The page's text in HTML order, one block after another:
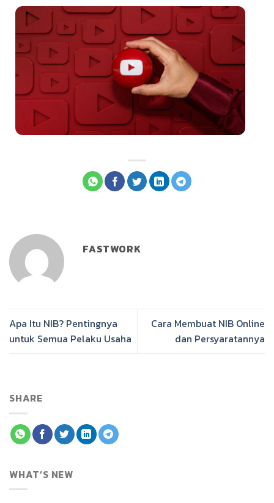
FASTWORK
Apa Itu NIB? Pentingnya
untuk Semua Pelaku Usaha
Cara Membuat NIB Online
dan Persyaratannya
SHARE
WHAT’S NEW